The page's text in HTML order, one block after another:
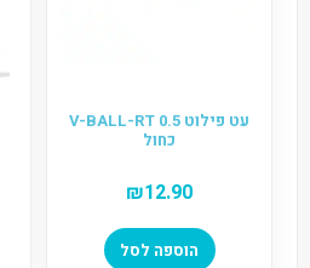
עט פילוט V-BALL-RT 0.5
כחול
₪12.90
הוספה לסל